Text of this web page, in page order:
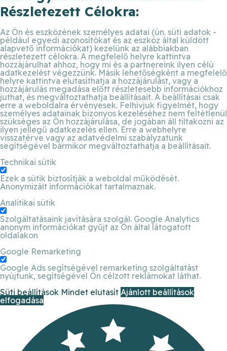
Részletezett Célokra:
Az Ön és eszközének személyes adatai (ún. süti adatok -
például egyedi azonosítókat és az eszköz által küldött
alapvető információkat) kezelünk az alábbiakban
részletezett célokra. A megfelelő helyre kattintva
hozzájárulhat ahhoz, hogy mi és a partnereink ilyen célú
adatkezelést végezzünk. Másik lehetőségként a megfelelő
helyre kattintva elutasíthatja a hozzájárulást, vagy a
hozzájárulás megadása előtt részletesebb információkhoz
juthat, és megváltoztathatja beállításait. A beállításai csak
erre a weboldalra érvényesek. Felhívjuk figyelmét, hogy
személyes adatainak bizonyos kezeléséhez nem feltétlenül
szükséges az Ön hozzájárulása, de jogában áll tiltakozni az
ilyen jellegű adatkezelés ellen. Erre a webhelyre
visszatérve vagy az adatvédelmi szabályzatunk
segítségével bármikor megváltoztathatja a beállításait.
Technikai sütik
Ezek a sütik biztosítják a weboldal működését.
Anonymizált információkat tartalmaznak.
Analitikai sütik
Szolgáltatásaink javítására szolgál. Google Analytics
anonym információkat gyűjt az Ön által látogatott
oldalakon
Google Remarketing
Google Ads segítségével remarketing szolgáltatást
nyújtunk, segítségével Ön célzott reklámokat láthat.
Süti beállítások Mindet elutasít Ajánlott beállítások
elfogadása